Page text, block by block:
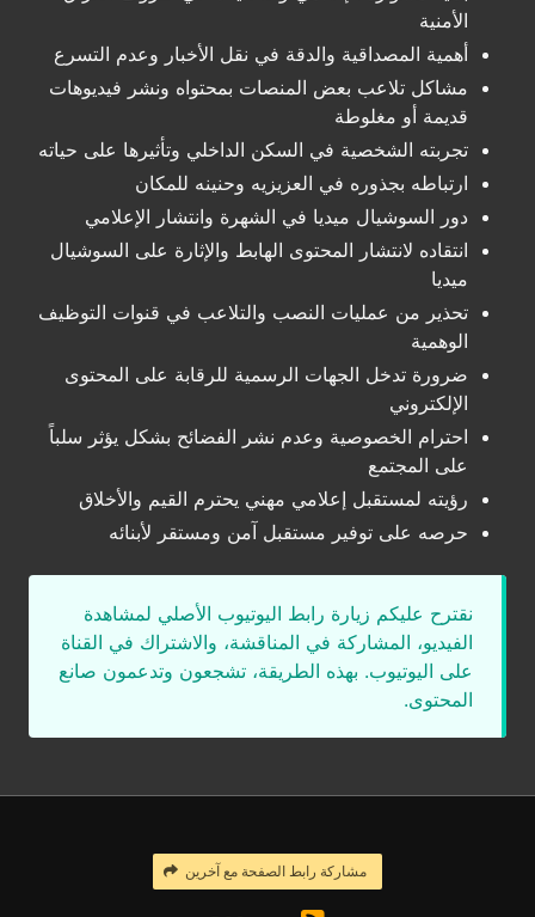
الأمنية
أهمية المصداقية والدقة في نقل الأخبار وعدم التسرع
مشاكل تلاعب بعض المنصات بمحتواه ونشر فيديوهات
قديمة أو مغلوطة
تجربته الشخصية في السكن الداخلي وتأثيرها على حياته
ارتباطه بجذوره في العزيزيه وحنينه للمكان
دور السوشيال ميديا في الشهرة وانتشار الإعلامي
انتقاده لانتشار المحتوى الهابط والإثارة على السوشيال
ميديا
تحذير من عمليات النصب والتلاعب في قنوات التوظيف
الوهمية
ضرورة تدخل الجهات الرسمية للرقابة على المحتوى
الإلكتروني
احترام الخصوصية وعدم نشر الفضائح بشكل يؤثر سلباً
على المجتمع
رؤيته لمستقبل إعلامي مهني يحترم القيم والأخلاق
حرصه على توفير مستقبل آمن ومستقر لأبنائه
نقترح عليكم زيارة رابط اليوتيوب الأصلي لمشاهدة
الفيديو، المشاركة في المناقشة، والاشتراك في القناة
على اليوتيوب. بهذه الطريقة، تشجعون وتدعمون صانع
المحتوى.
مشاركة رابط الصفحة مع آخرين